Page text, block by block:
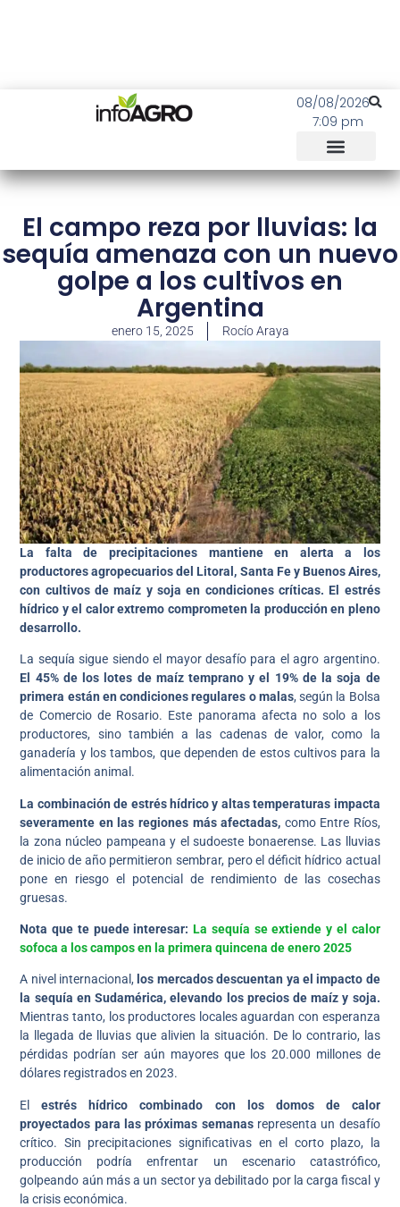
08/08/2026
7:09 pm
El campo reza por lluvias: la
sequía amenaza con un nuevo
golpe a los cultivos en
Argentina
enero 15, 2025 Rocío Araya
La falta de precipitaciones mantiene en alerta a los
productores agropecuarios del Litoral, Santa Fe y Buenos Aires,
con cultivos de maíz y soja en condiciones críticas. El estrés
hídrico y el calor extremo comprometen la producción en pleno
desarrollo.
La sequía sigue siendo el mayor desafío para el agro argentino.
El 45% de los lotes de maíz temprano y el 19% de la soja de
primera están en condiciones regulares o malas, según la Bolsa
de Comercio de Rosario. Este panorama afecta no solo a los
productores, sino también a las cadenas de valor, como la
ganadería y los tambos, que dependen de estos cultivos para la
alimentación animal.
La combinación de estrés hídrico y altas temperaturas impacta
severamente en las regiones más afectadas, como Entre Ríos,
la zona núcleo pampeana y el sudoeste bonaerense. Las lluvias
de inicio de año permitieron sembrar, pero el déficit hídrico actual
pone en riesgo el potencial de rendimiento de las cosechas
gruesas.
Nota que te puede interesar:La sequía se extiende y el calor
sofoca a los campos en la primera quincena de enero 2025
A nivel internacional, los mercados descuentan ya el impacto de
la sequía en Sudamérica, elevando los precios de maíz y soja.
Mientras tanto, los productores locales aguardan con esperanza
la llegada de lluvias que alivien la situación. De lo contrario, las
pérdidas podrían ser aún mayores que los 20.000 millones de
dólares registrados en 2023.
Elestrés hídrico combinado con los domos de calor
proyectados para las próximas semanasrepresenta un desafío
crítico. Sin precipitaciones significativas en el corto plazo, la
producción podría enfrentar un escenario catastrófico,
golpeando aún más a un sector ya debilitado por la carga fiscal y
la crisis económica.